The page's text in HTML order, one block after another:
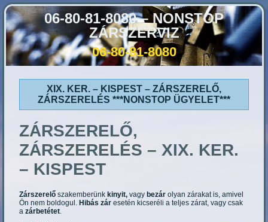
06-80-81-8080 – NONSTOP
ZÁRSZERVIZ
06-80-81-8080
XIX. KER. – KISPEST – ZÁRSZERELŐ,
ZÁRSZERELÉS ***NONSTOP ÜGYELET***
ZÁRSZERELŐ,
ZÁRSZERELÉS – XIX. KER.
– KISPEST
Zárszerelő szakemberünk kinyit, vagy bezár olyan zárakat is, amivel
Ön nem boldogul. Hibás zár esetén kicseréli a teljes zárat, vagy csak
azárbetétet.